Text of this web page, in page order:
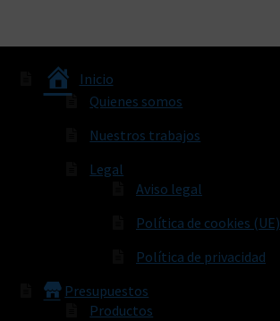
Inicio
Quienes somos
Nuestros trabajos
Legal
Aviso legal
Política de cookies (UE)
Política de privacidad
Presupuestos
Productos